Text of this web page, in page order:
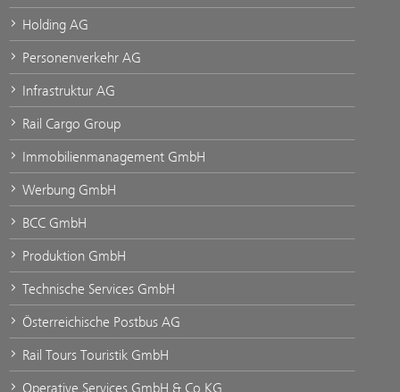
Holding AG
Personenverkehr AG
Infrastruktur AG
Rail Cargo Group
Immobilienmanagement GmbH
Werbung GmbH
BCC GmbH
Produktion GmbH
Technische Services GmbH
Österreichische Postbus AG
Rail Tours Touristik GmbH
Operative Services GmbH & Co KG